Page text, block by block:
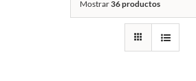
Mostrar36 productos